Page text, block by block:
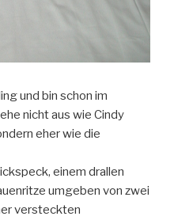
und bin schon im
nicht aus wie Cindy
eher wie die
einem drallen
umgeben von zwei
versteckten